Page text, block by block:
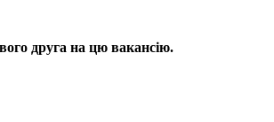
друга на цю вакансію.